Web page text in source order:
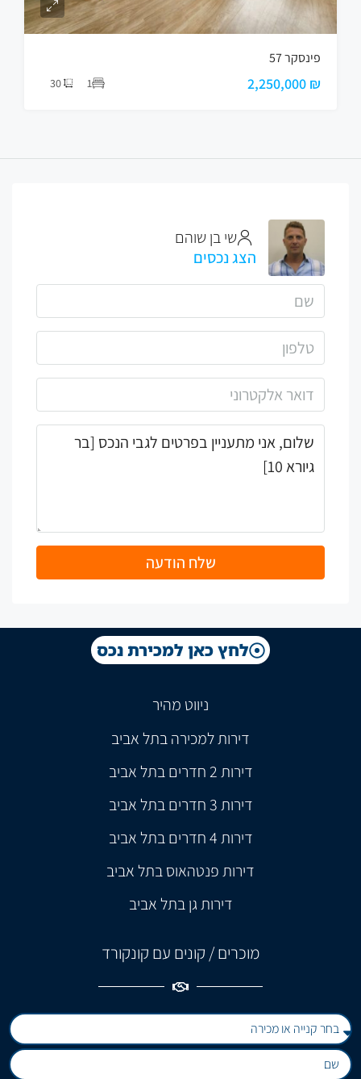
פינסקר 57
₪ 2,250,000
1
30
שי בן שוהם
הצג נכסים
שלח הודעה
לחץ כאן למכירת נכס
ניווט מהיר
דירות למכירה בתל אביב
דירות 2 חדרים בתל אביב
דירות 3 חדרים בתל אביב
דירות 4 חדרים בתל אביב
דירות פנטהאוס בתל אביב
דירות גן בתל אביב
מוכרים / קונים עם קונקורד